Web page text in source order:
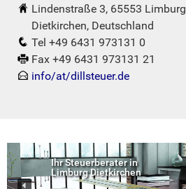
Lindenstraße 3, 65553 Limburg
Dietkirchen, Deutschland
Tel +49 6431 973131 0
Fax +49 6431 973131 21
info/at/dillsteuer.de
Ihr Steuerberater in
Limburg Dietkirchen